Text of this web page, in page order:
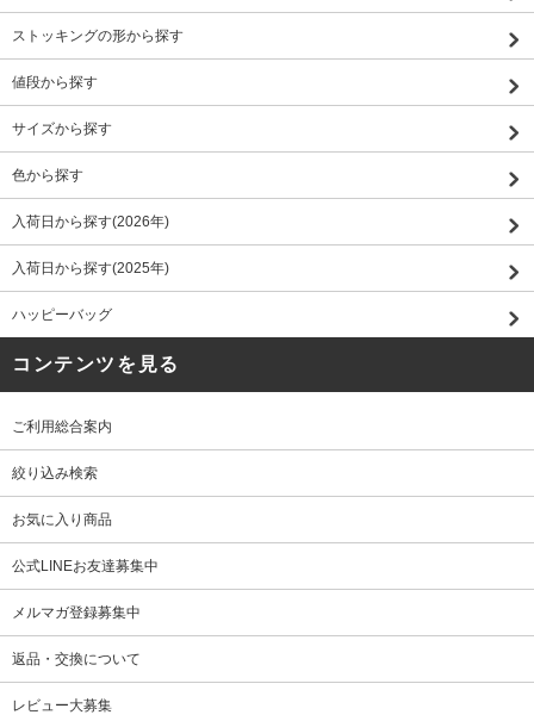
ストッキングの形から探す
値段から探す
サイズから探す
色から探す
入荷日から探す(2026年)
入荷日から探す(2025年)
ハッピーバッグ
コンテンツを見る
ご利用総合案内
絞り込み検索
お気に入り商品
公式LINEお友達募集中
メルマガ登録募集中
返品・交換について
レビュー大募集